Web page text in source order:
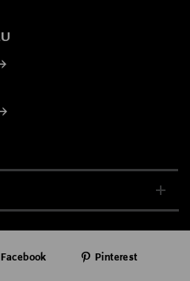
Facebook Pinterest